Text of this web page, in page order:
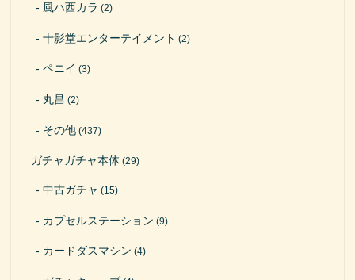
風ハ西カラ (2)
十影堂エンターテイメント (2)
ペニイ (3)
丸昌 (2)
その他 (437)
ガチャガチャ本体 (29)
中古ガチャ (15)
カプセルステーション (9)
カードダスマシン (4)